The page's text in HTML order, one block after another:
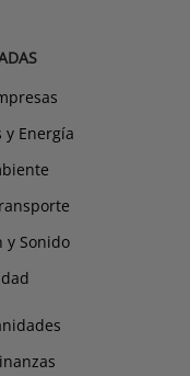
Energía
y Sonido